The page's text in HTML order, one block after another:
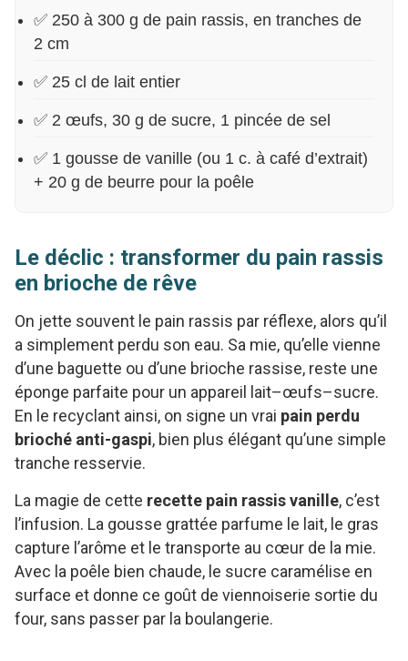
✅ 250 à 300 g de pain rassis, en tranches de
2 cm
✅ 25 cl de lait entier
✅ 2 œufs, 30 g de sucre, 1 pincée de sel
✅ 1 gousse de vanille (ou 1 c. à café d’extrait)
+ 20 g de beurre pour la poêle
Le déclic : transformer du pain rassis
en brioche de rêve
On jette souvent le pain rassis par réflexe, alors qu’il
a simplement perdu son eau. Sa mie, qu’elle vienne
d’une baguette ou d’une brioche rassise, reste une
éponge parfaite pour un appareil lait–œufs–sucre.
En le recyclant ainsi, on signe un vrai pain perdu
brioché anti-gaspi, bien plus élégant qu’une simple
tranche resservie.
La magie de cette recette pain rassis vanille, c’est
l’infusion. La gousse grattée parfume le lait, le gras
capture l’arôme et le transporte au cœur de la mie.
Avec la poêle bien chaude, le sucre caramélise en
surface et donne ce goût de viennoiserie sortie du
four, sans passer par la boulangerie.